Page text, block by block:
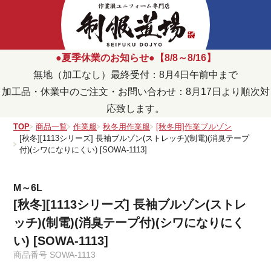
●夏季休業のお知らせ●【8/8～8/16】
無地（加工なし）最終受付：8月4日午前中まで
加工品・休業中のご注文・お問い合わせ：8月17日より順次対
応致します。
TOP 商品一覧 作業服 秋冬用作業服
[秋冬用]作業ブルゾン
[秋冬][1113シリーズ] 長袖ブルゾン(ストレッチ)(制電)(消臭テープ
付)(シワになりにくい) [SOWA-1113]
M～6L
[秋冬][1113シリーズ] 長袖ブルゾン(ストレ
ッチ)(制電)(消臭テープ付)(シワになりにく
い) [SOWA-1113]
商品番号 SOWA-1113